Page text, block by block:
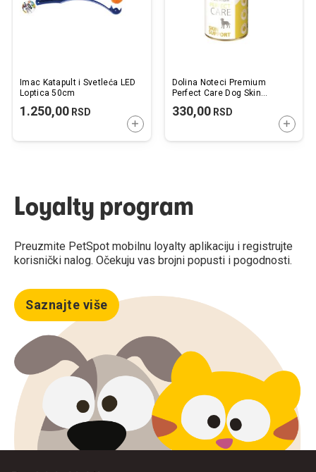
Imac Katapult i Svetleća LED
Loptica 50cm
1.250,00 RSD
DODAJTE U KORPU
Dolina Noteci Premium
Perfect Care Dog Skin
330,00RSD
Loyalty program
Preuzmite PetSpot mobilnu loyalty aplikaciju i registrujte
korisnički nalog. Očekuju vas brojni popusti i pogodnosti.
Saznajte više